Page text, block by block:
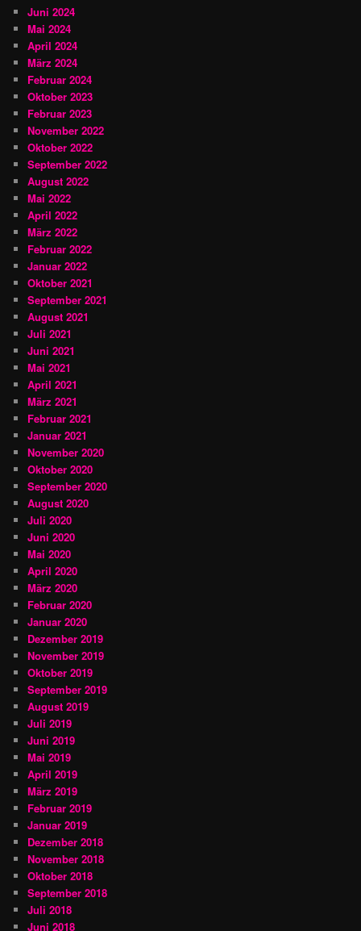
Juni 2024
Mai 2024
April 2024
März 2024
Februar 2024
Oktober 2023
Februar 2023
November 2022
Oktober 2022
September 2022
August 2022
Mai 2022
April 2022
März 2022
Februar 2022
Januar 2022
Oktober 2021
September 2021
August 2021
Juli 2021
Juni 2021
Mai 2021
April 2021
März 2021
Februar 2021
Januar 2021
November 2020
Oktober 2020
September 2020
August 2020
Juli 2020
Juni 2020
Mai 2020
April 2020
März 2020
Februar 2020
Januar 2020
Dezember 2019
November 2019
Oktober 2019
September 2019
August 2019
Juli 2019
Juni 2019
Mai 2019
April 2019
März 2019
Februar 2019
Januar 2019
Dezember 2018
November 2018
Oktober 2018
September 2018
Juli 2018
Juni 2018